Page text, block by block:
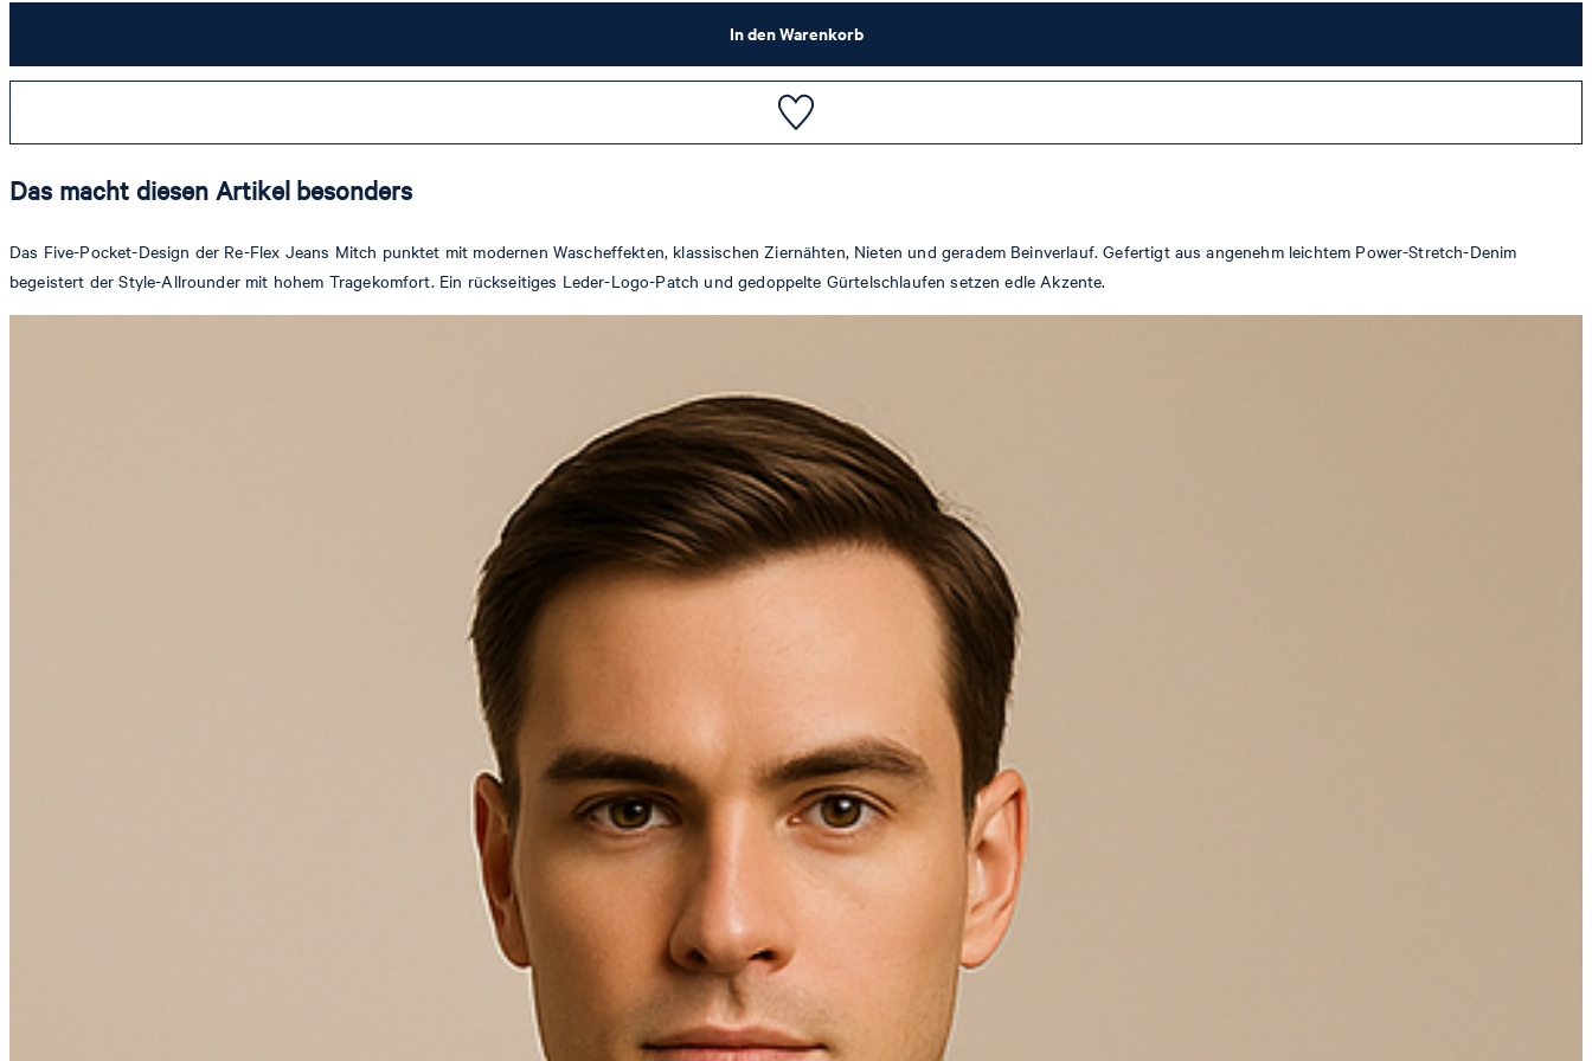
In den Warenkorb
Das macht diesen Artikel besonders
Das Five-Pocket-Design der Re-Flex Jeans Mitch punktet mit modernen Wascheffekten, klassischen Ziernähten, Nieten und geradem Beinverlauf. Gefertigt aus angenehm leichtem Power-Stretch-Denim
begeistert der Style-Allrounder mit hohem Tragekomfort. Ein rückseitiges Leder-Logo-Patch und gedoppelte Gürtelschlaufen setzen edle Akzente.